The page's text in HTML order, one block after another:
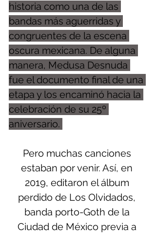
historia como una de las
bandas más aguerridas y
congruentes de la escena
oscura mexicana. De alguna
manera, Medusa Desnuda
fue el documento final de una
etapa y los encaminó hacia la
celebración de su 25º
aniversario.
Pero muchas canciones
estaban por venir. Así, en
2019, editaron el álbum
perdido de Los Olvidados,
banda porto-Goth de la
Ciudad de México previa a